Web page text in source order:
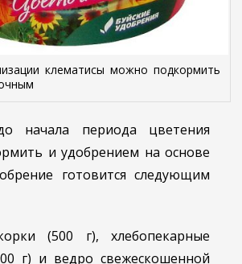
клематисы можно подкормить
начала периода цветения
и удобрением на основе
готовится следующим
(500 г), хлебопекарные
г) и ведро свежескошенной